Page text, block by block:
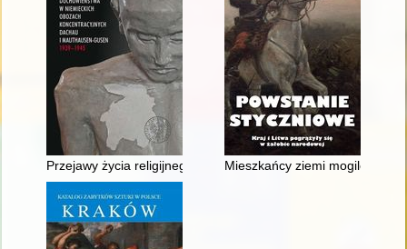
Przejawy życia religijnego i działalność kulturowa salezjanów
Mieszkańcy ziemi mogileńskiej